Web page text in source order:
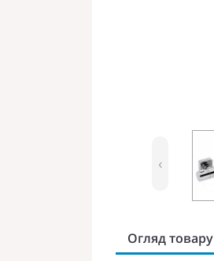
‹
Огляд товару